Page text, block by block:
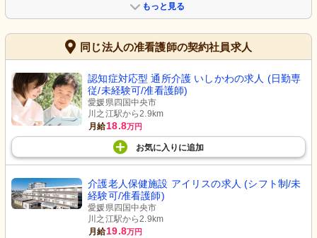
もっと見る
同じ法人の准看護師の契約社員求人
認知症対応型 通所介護 いしかわの求人 (日勤専
従/未経験可/准看護師)
愛媛県四国中央市
川之江駅から2.9km
月給18.8万円
お気に入り に追加
介護老人保健施設 アイリスの求人 (シフト制/未
経験可/准看護師)
愛媛県四国中央市
川之江駅から2.9km
月給19.8万円